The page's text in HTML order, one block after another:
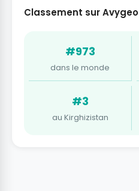
Classement sur Avygeo
#973
dans le monde
#3
au Kirghizistan